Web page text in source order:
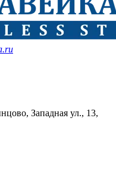
Западная ул., 13,